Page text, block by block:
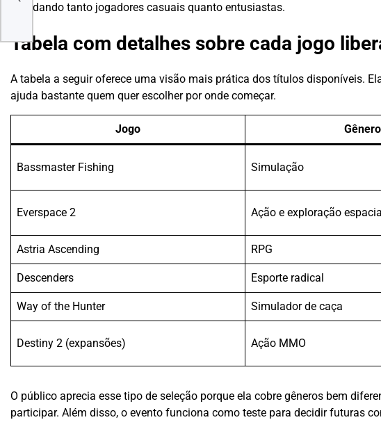
agradando tanto jogadores casuais quanto entusiastas.
Tabela com detalhes sobre cada jogo
A tabela a seguir oferece uma visão mais prática dos títulos disponíveis.
ajuda bastante quem quer escolher por onde começar.
Jogo Gênero
Bassmaster Fishing Simulação
Everspace 2 Ação e exploração
Astria Ascending RPG
Descenders Esporte radical
Way of the Hunter Simulador de caça
Destiny 2 (expansões) Ação MMO
O público aprecia esse tipo de seleção porque ela cobre gêneros bem
participar. Além disso, o evento funciona como teste para decidir futuras